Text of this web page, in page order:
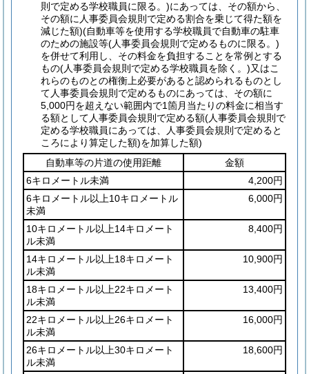
則で定める学校職員に限る。)にあっては、その額から、
その額に人事委員会規則で定める割合を乗じて得た額を
減じた額)(自動車等を使用する学校職員で自動車の駐車
のための施設等(人事委員会規則で定めるものに限る。)
を併せて利用し、その料金を負担することを常例とする
もの(人事委員会規則で定める学校職員を除く。)又はこ
れらのものとの権衡上必要があると認められるものとし
て人事委員会規則で定めるものにあっては、その額に
5,000円を超えない範囲内で1箇月当たりの料金に相当す
る額として人事委員会規則で定める額(人事委員会規則で
定める学校職員にあっては、人事委員会規則で定めると
ころにより算定した額)を加算した額)
自動車等の片道の使用距離
金額
6キロメートル未満
4,200円
6キロメートル以上10キロメートル
未満
6,000円
10キロメートル以上14キロメート
ル未満
8,400円
14キロメートル以上18キロメート
ル未満
10,900円
18キロメートル以上22キロメート
ル未満
13,400円
22キロメートル以上26キロメート
ル未満
16,000円
26キロメートル以上30キロメート
ル未満
18,600円